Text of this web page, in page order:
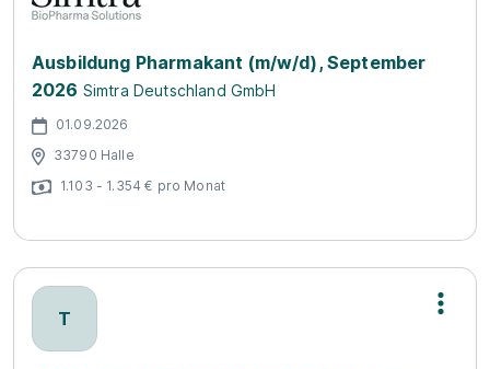
Ausbildung Pharmakant (m/w/d), September
2026 Simtra Deutschland GmbH
01.09.2026
33790 Halle
1.103 - 1.354 € pro Monat
T